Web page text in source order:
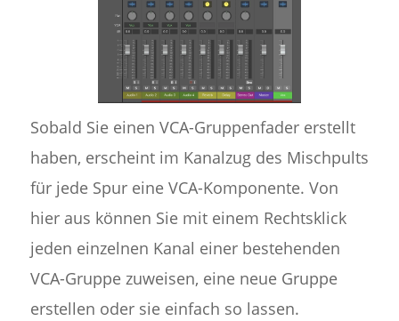
Sobald Sie einen VCA-Gruppenfader erstellt
haben, erscheint im Kanalzug des Mischpults
für jede Spur eine VCA-Komponente. Von
hier aus können Sie mit einem Rechtsklick
jeden einzelnen Kanal einer bestehenden
VCA-Gruppe zuweisen, eine neue Gruppe
erstellen oder sie einfach so lassen.